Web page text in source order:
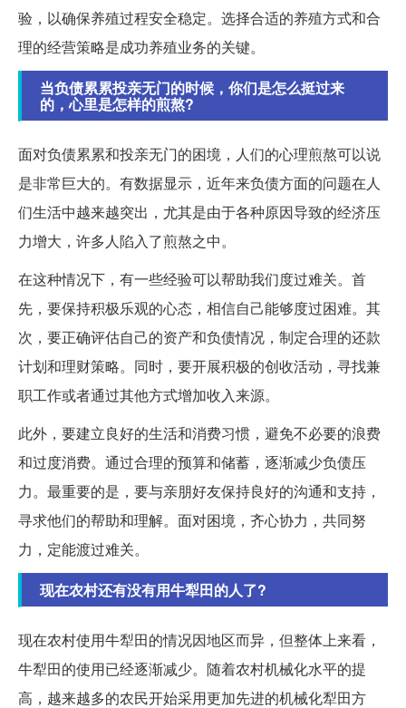
验，以确保养殖过程安全稳定。选择合适的养殖方式和合
理的经营策略是成功养殖业务的关键。
当负债累累投亲无门的时候，你们是怎么挺过来
的，心里是怎样的煎熬?
面对负债累累和投亲无门的困境，人们的心理煎熬可以说
是非常巨大的。有数据显示，近年来负债方面的问题在人
们生活中越来越突出，尤其是由于各种原因导致的经济压
力增大，许多人陷入了煎熬之中。
在这种情况下，有一些经验可以帮助我们度过难关。首
先，要保持积极乐观的心态，相信自己能够度过困难。其
次，要正确评估自己的资产和负债情况，制定合理的还款
计划和理财策略。同时，要开展积极的创收活动，寻找兼
职工作或者通过其他方式增加收入来源。
此外，要建立良好的生活和消费习惯，避免不必要的浪费
和过度消费。通过合理的预算和储蓄，逐渐减少负债压
力。最重要的是，要与亲朋好友保持良好的沟通和支持，
寻求他们的帮助和理解。面对困境，齐心协力，共同努
力，定能渡过难关。
现在农村还有没有用牛犁田的人了?
现在农村使用牛犁田的情况因地区而异，但整体上来看，
牛犁田的使用已经逐渐减少。随着农村机械化水平的提
高，越来越多的农民开始采用更加先进的机械化犁田方